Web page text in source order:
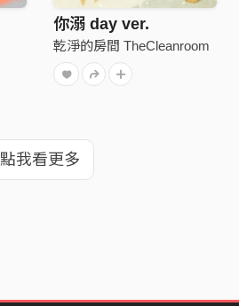
你溺 day ver.
乾淨的房間 TheCleanroom
點我看更多